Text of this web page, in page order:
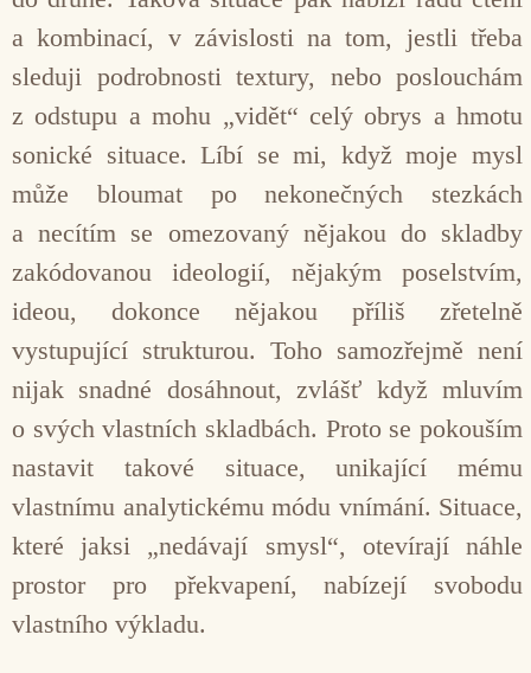
a kombinací, v závislosti na tom, jestli třeba
sleduji podrobnosti textury, nebo poslouchám
z odstupu a mohu „vidět“ celý obrys a hmotu
sonic­ké situace. Líbí se mi, když moje mysl
může bloumat po nekonečných stezkách
a necítím se omezovaný nějakou do skladby
zakódovanou ideologií, nějakým poselstvím,
ideou, dokonce nějakou příliš zřetelně
vystupující strukturou. Toho samozřejmě není
nijak snadné dosáhnout, zvlášť když mluvím
o svých vlastních skladbách. Proto se pokouším
nastavit ta­kové situace, unikající mému
vlastnímu analytickému módu vnímání. Situace,
které jaksi „nedávají smysl“, otevírají náhle
prostor pro překvapení, nabízejí svo­bodu
vlastního výkladu.